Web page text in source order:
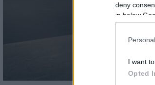
deny
in below
I want
Opted